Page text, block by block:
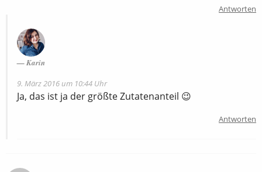
Antworten
Karin
9. März 2016 um 10:44 Uhr
Ja, das ist ja der größte Zutatenanteil 😉
Antworten